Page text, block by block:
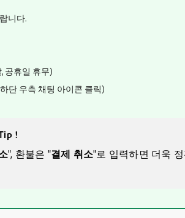
니다.
, 공휴일 휴무)
단 우측 채팅 아이콘 클릭)
!
", 환불은 "결제 취소"로 입력하면 더욱